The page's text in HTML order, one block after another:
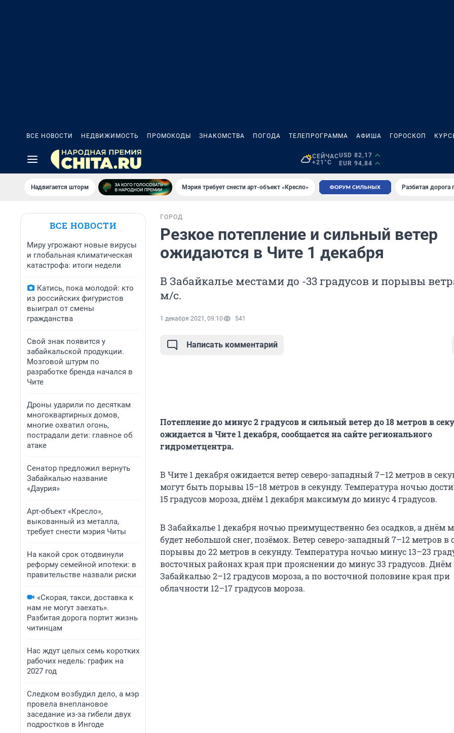
ВСЕ НОВОСТИ НЕДВИЖИМОСТЬ ПРОМОКОДЫ ЗНАКОМСТВА ПОГОДА ТЕЛЕПРОГРАММА АФИША ГОРОСКОП
СЕЙЧАС
+21°C
USD 82,17
EUR 94,84
Надвигается шторм Мэрия требует снести арт-объект «Кресло» Разбитая дорога
ВСЕ НОВОСТИ
Миру угрожают новые вирусы
и глобальная климатическая
катастрофа: итоги недели
Катись, пока молодой: кто
из российских фигуристов
выиграл от смены
гражданства
Свой знак появится у
забайкальской продукции.
Мозговой штурм по
разработке бренда начался в
Чите
Дроны ударили по десяткам
многоквартирных домов,
многие охватил огонь,
пострадали дети: главное об
атаке
Сенатор предложил вернуть
Забайкалью название
«Даурия»
Арт-объект «Кресло»,
выкованный из металла,
требует снести мэрия Читы
На какой срок отодвинули
реформу семейной ипотеки: в
правительстве назвали риски
«Скорая, такси, доставка к
нам не могут заехать».
Разбитая дорога портит жизнь
читинцам
Нас ждут целых семь коротких
рабочих недель: график на
2027 год
Следком возбудил дело, а мэр
провела внеплановое
заседание из-за гибели двух
подростков в Ингоде
ГОРОД
Резкое потепление и сильный ветер
ожидаются в Чите 1 декабря
В Забайкалье местами до -33 градусов и порывы
м/с.
1 декабря 2021, 09:10 541
Написать комментарий
Потепление до минус 2 градусов и сильный ветер до 18 метров в
ожидается в Чите 1 декабря, сообщается на сайте регионального
гидрометцентра.
В Чите 1 декабря ожидается ветер северо-западный 7–12 метров в
могут быть порывы 15–18 метров в секунду. Температура ночью
15 градусов мороза, днём 1 декабря максимум до минус 4 градусов.
В Забайкалье 1 декабря ночью преимущественно без осадков, а днём
будет небольшой снег, позёмок. Ветер северо-западный 7–12 метров в
порывы до 22 метров в секунду. Температура ночью минус 13–23
восточных районах края при прояснении до минус 33 градусов. Днём
Забайкалью 2–12 градусов мороза, а по восточной половине края при
облачности 12–17 градусов мороза.